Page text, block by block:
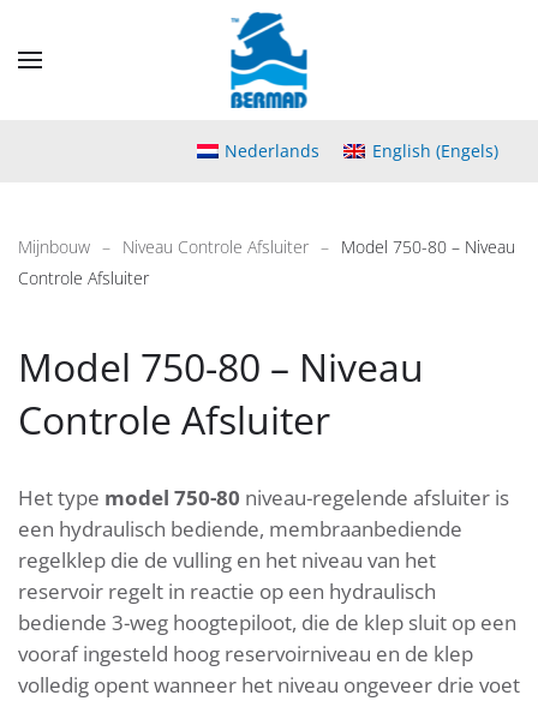
Nederlands English (Engels)
Mijnbouw Niveau Controle Afsluiter
Model 750-80 – Niveau
Controle Afsluiter
Model 750-80 – Niveau
Controle Afsluiter
Het type model 750-80 niveau-regelende afsluiter is
een hydraulisch bediende, membraanbediende
regelklep die de vulling en het niveau van het
reservoir regelt in reactie op een hydraulisch
bediende 3-weg hoogtepiloot, die de klep sluit op een
vooraf ingesteld hoog reservoirniveau en de klep
volledig opent wanneer het niveau ongeveer drie voet